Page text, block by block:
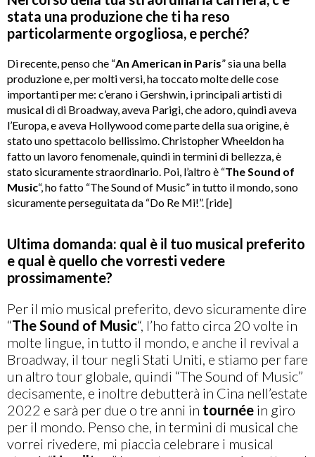
stata una produzione che ti ha reso
particolarmente orgogliosa, e perché?
Di recente, penso che “An American in Paris” sia una bella
produzione e, per molti versi, ha toccato molte delle cose
importanti per me: c’erano i Gershwin, i principali artisti di
musical di di Broadway, aveva Parigi, che adoro, quindi aveva
l’Europa, e aveva Hollywood come parte della sua origine, è
stato uno spettacolo bellissimo. Christopher Wheeldon ha
fatto un lavoro fenomenale, quindi in termini di bellezza, è
stato sicuramente straordinario. Poi, l’altro è “The Sound of
Music“, ho fatto “The Sound of Music” in tutto il mondo, sono
sicuramente perseguitata da “Do Re Mi!”. [ride]
Ultima domanda: qual è il tuo musical preferito
e qual è quello che vorresti vedere
prossimamente?
Per il mio musical preferito, devo sicuramente dire
“The Sound of Music“, l’ho fatto circa 20 volte in
molte lingue, in tutto il mondo, e anche il revival a
Broadway, il tour negli Stati Uniti, e stiamo per fare
un altro tour globale, quindi “The Sound of Music”
decisamente, e inoltre debutterà in Cina nell’estate
2022 e sarà per due o tre anni in tournée in giro
per il mondo. Penso che, in termini di musical che
vorrei rivedere, mi piaccia celebrare i musical